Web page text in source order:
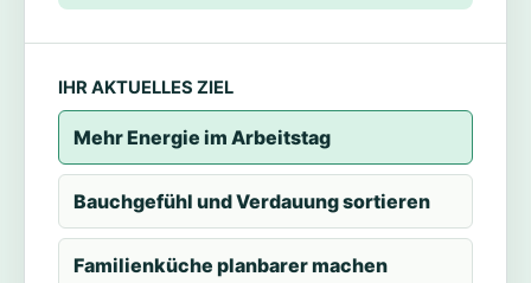
IHR AKTUELLES ZIEL
Mehr Energie im Arbeitstag
Bauchgefühl und Verdauung sortieren
Familienküche planbarer machen